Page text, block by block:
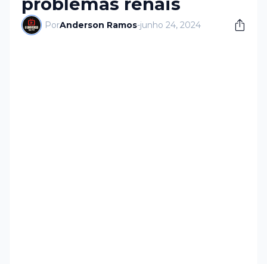
PorAnderson Ramos-junho 24, 2024